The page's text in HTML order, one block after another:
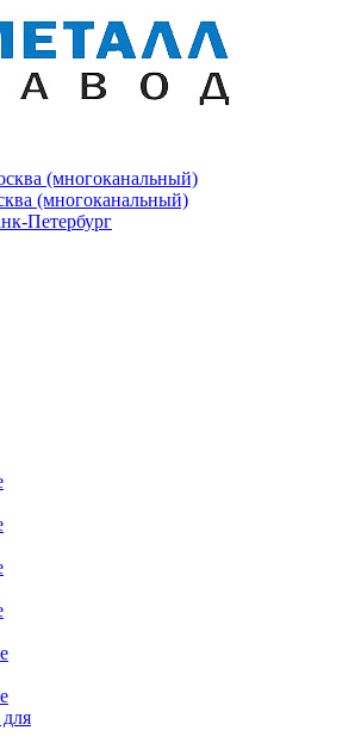
(многоканальный)
(многоканальный)
Петербург